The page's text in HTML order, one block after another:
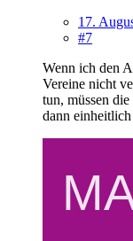
17.
#7
Wenn ich den
Vereine nicht
tun, müssen
dann